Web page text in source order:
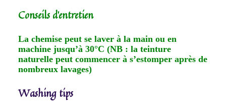
Conseils d’entretien
La chemise peut se laver à la main ou en
machine jusqu’à 30°C (NB : la teinture
naturelle peut commencer à s’estomper après de
nombreux lavages)
Washing tips